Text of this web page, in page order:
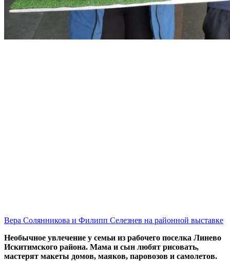
Вера Солянникова и Филипп Селезнев на районной выставке
Необычное увлечение у семьи из рабочего поселка Линево
Искитимского района. Мама и сын любят рисовать,
мастерят макеты домов, маяков, паровозов и самолетов.